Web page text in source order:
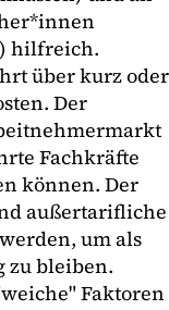
hilfreich.
über kurz oder
Der
Fachkräfte
können. Der
außertarifliche
um als
zu bleiben.
Faktoren